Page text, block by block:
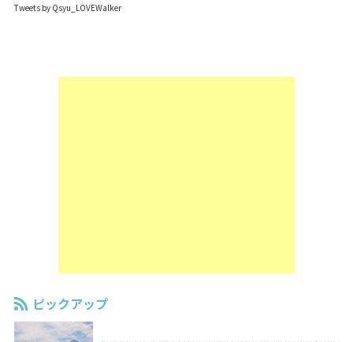
Tweets by Qsyu_LOVEWalker
ピックアップ